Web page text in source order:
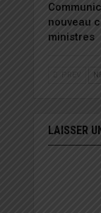
nouveau
ministres
LAISSER